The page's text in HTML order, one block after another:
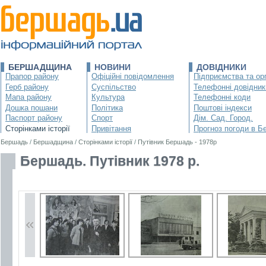
БЕРШАДЩИНА
Прапор району
Герб району
Мапа району
Дошка пошани
Паспорт району
Сторінками історії
НОВИНИ
Офіційні повідомлення
Суспільство
Культура
Політика
Спорт
Привітання
ДОВІДНИКИ
Підприємства та
Телефонні
Телефонні коди
Поштові індекси
Дім. Сад. Город.
Прогноз погоди в
Бершадь / Бершадщина / Сторінками історії / Путівник Бершадь - 1978р
Бершадь. Путівник 1978 р.